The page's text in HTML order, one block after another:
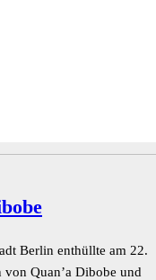
Berlin enthüllte am 22.
Quan’a Dibobe und